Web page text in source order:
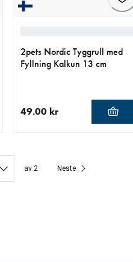
2pets Nordic Tyggrull med
Fyllning Kalkun 13 cm
49.00 kr
av 2 Neste